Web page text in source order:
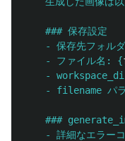
    ### 保存設定
- 保存先フォル
    - ファイル名:
{
-
- filename パ
###
- 詳細なエラーコ